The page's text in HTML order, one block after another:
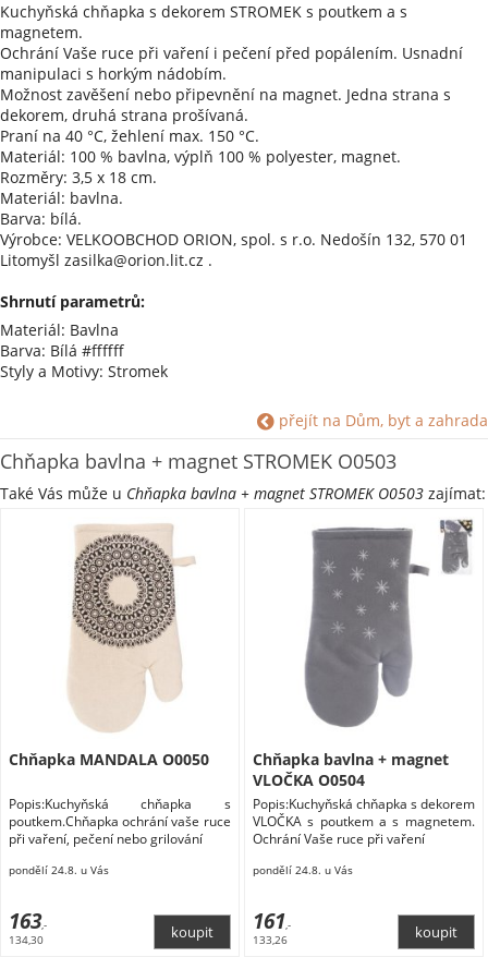
Kuchyňská chňapka s dekorem STROMEK s poutkem a s
magnetem.
Ochrání Vaše ruce při vaření i pečení před popálením. Usnadní
manipulaci s horkým nádobím.
Možnost zavěšení nebo připevnění na magnet. Jedna strana s
dekorem, druhá strana prošívaná.
Praní na 40 °C, žehlení max. 150 °C.
Materiál: 100 % bavlna, výplň 100 % polyester, magnet.
Rozměry: 3,5 x 18 cm.
Materiál: bavlna.
Barva: bílá.
Výrobce: VELKOOBCHOD ORION, spol. s r.o. Nedošín 132, 570 01
Litomyšl zasilka@orion.lit.cz .
Shrnutí parametrů:
Materiál: Bavlna
Barva: Bílá #ffffff
Styly a Motivy: Stromek
přejít na Dům, byt a zahrada
Chňapka bavlna + magnet STROMEK O0503
Také Vás může u Chňapka bavlna + magnet STROMEK O0503 zajímat:
Chňapka MANDALA O0050
Popis:Kuchyňská chňapka s
poutkem.Chňapka ochrání vaše ruce
při vaření, pečení nebo grilování
pondělí 24.8. u Vás
163,-
134,30
Chňapka bavlna + magnet
VLOČKA O0504
Popis:Kuchyňská chňapka s dekorem
VLOČKA s poutkem a s magnetem.
Ochrání Vaše ruce při vaření
pondělí 24.8. u Vás
161,-
133,26